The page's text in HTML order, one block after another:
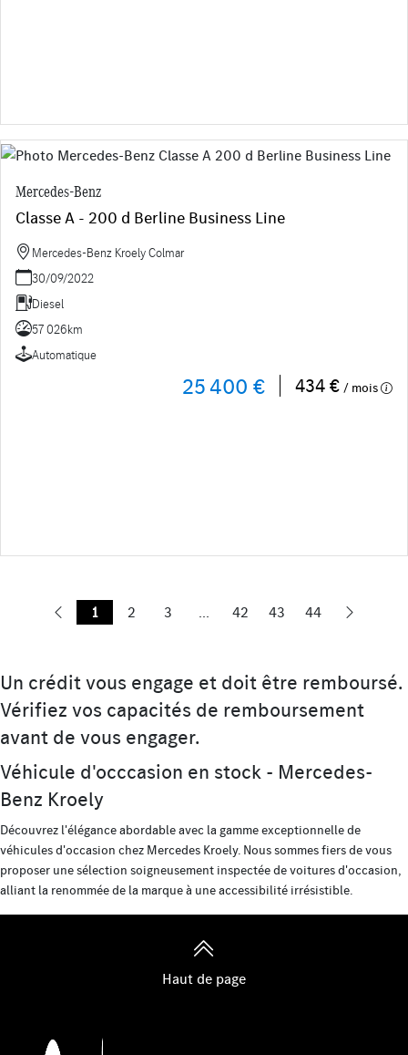
Mercedes-Benz
Classe A - 200 d Berline Business Line
Mercedes-Benz Kroely Colmar
30/09/2022
Diesel
57 026km
Automatique
25 400 € 434 € / mois
1 2 3 ... 42 43 44
Un crédit vous engage et doit être remboursé.
Vérifiez vos capacités de remboursement
avant de vous engager.
Véhicule d'occcasion en stock - Mercedes-
Benz Kroely
Découvrez l'élégance abordable avec la gamme exceptionnelle de
véhicules d'occasion chez Mercedes Kroely. Nous sommes fiers de vous
proposer une sélection soigneusement inspectée de voitures d'occasion,
alliant la renommée de la marque à une accessibilité irrésistible.
Haut de page